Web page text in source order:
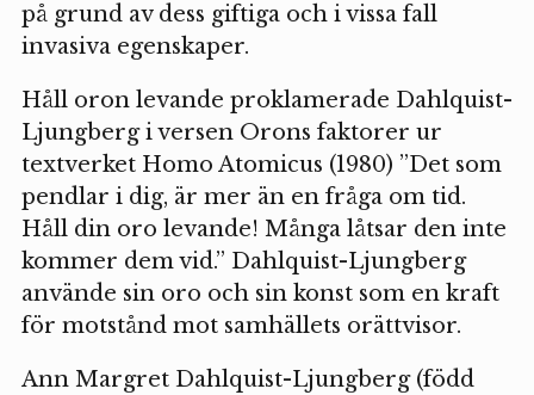
på grund av dess giftiga och i vissa fall
invasiva egenskaper.
Håll oron levande proklamerade Dahlquist-
Ljungberg i versen Orons faktorer ur
textverket Homo Atomicus (1980) ”Det som
pendlar i dig, är mer än en fråga om tid.
Håll din oro levande! Många låtsar den inte
kommer dem vid.” Dahlquist-Ljungberg
använde sin oro och sin konst som en kraft
för motstånd mot samhällets orättvisor.
Ann Margret Dahlquist-Ljungberg (född